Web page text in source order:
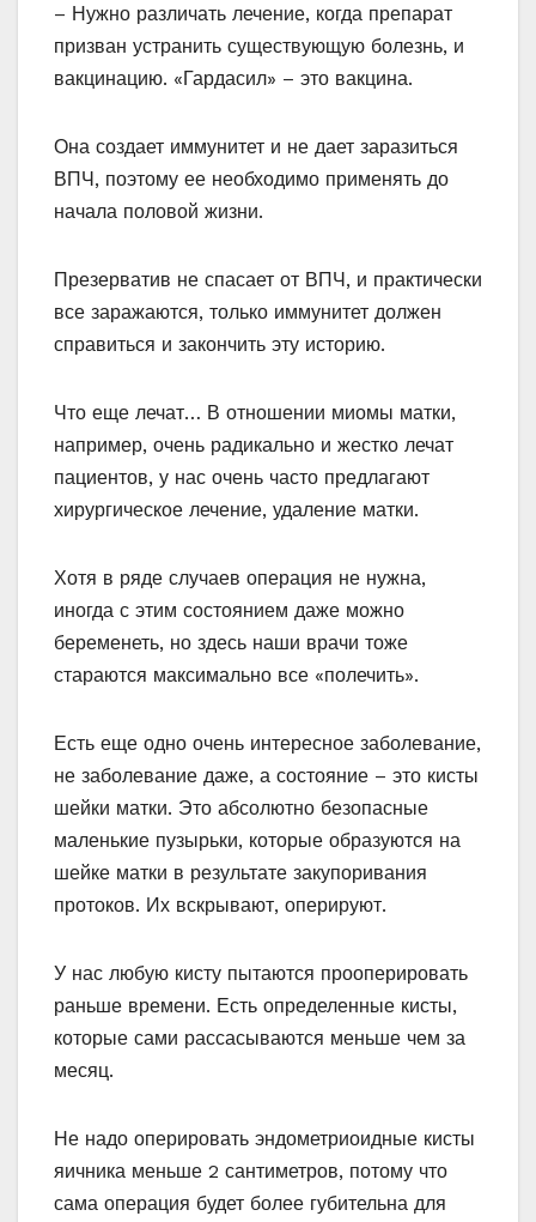
– Нужно различать лечение, когда препарат
призван устранить существующую болезнь, и
вакцинацию. «Гардасил» – это вакцина.
Она создает иммунитет и не дает заразиться
ВПЧ, поэтому ее необходимо применять до
начала половой жизни.
Презерватив не спасает от ВПЧ, и практически
все заражаются, только иммунитет должен
справиться и закончить эту историю.
Что еще лечат… В отношении миомы матки,
например, очень радикально и жестко лечат
пациентов, у нас очень часто предлагают
хирургическое лечение, удаление матки.
Хотя в ряде случаев операция не нужна,
иногда с этим состоянием даже можно
беременеть, но здесь наши врачи тоже
стараются максимально все «полечить».
Есть еще одно очень интересное заболевание,
не заболевание даже, а состояние – это кисты
шейки матки. Это абсолютно безопасные
маленькие пузырьки, которые образуются на
шейке матки в результате закупоривания
протоков. Их вскрывают, оперируют.
У нас любую кисту пытаются прооперировать
раньше времени. Есть определенные кисты,
которые сами рассасываются меньше чем за
месяц.
Не надо оперировать эндометриоидные кисты
яичника меньше 2 сантиметров, потому что
сама операция будет более губительна для